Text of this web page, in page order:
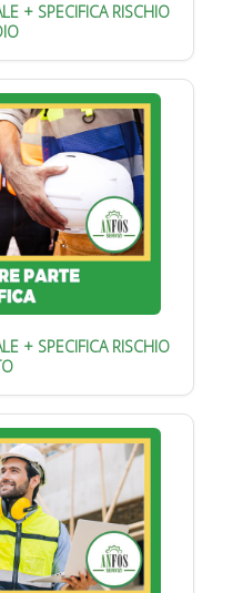
+ SPECIFICA RISCHIO
+ SPECIFICA RISCHIO